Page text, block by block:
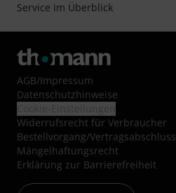
Service im Überblick
AGB/Impressum
Datenschutzhinweise
Widerrufsrecht für Verbraucher
Bestellvorgang/Vertragsabschluss
Mängelhaftungsrecht
Erklärung zur Barrierefreiheit